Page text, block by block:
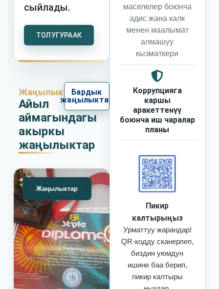
сыйлады.
ТОЛУГУРААК
Жаңылыктар
Айыл
аймагындагы
акыркы
жаңылыктар
Бардык
жаңылыктар
Жаңылыктар
маселелер боюнча
адис жана калк
менен маалымат
алмашуу
кызматкери
Коррупцияга
каршы
аракеттенүү
боюнча иш чаралар
планы
Пикир
калтырыңыз
Урматтуу жарандар!
QR-кодду сканерлеп,
биздин уюмдун
ишине баа берип,
пикир калтыры